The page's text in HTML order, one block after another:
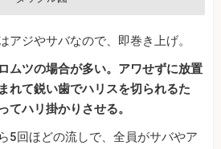
アジやサバなので、即巻き上げ。
ムツの場合が多い。アワせずに放置
れて鋭い歯でハリスを切られるた
てハリ掛かりさせる。
5回ほどの流しで、全員がサバやア